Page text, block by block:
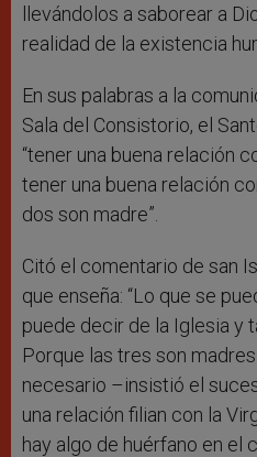
llevándolos a saborear a
realidad de la existencia
En sus palabras a la
Sala del Consistorio, el
“tener una buena relación
tener una buena relación
dos son madre”.
Citó el comentario de san
que enseña: “Lo que se
puede decir de la Iglesia y
Porque las tres son
necesario –insistió el
una relación filian con la
hay algo de huérfano en el